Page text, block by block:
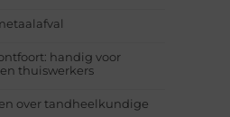
handig voor
thuiswerkers
over tandheelkundige